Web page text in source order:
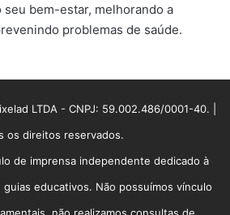
bem-estar, melhorando a
problemas de saúde.
LTDA - CNPJ: 59.002.486/0001-40. |
os direitos reservados.
de imprensa independente dedicado à
educativos. Não possuímos vínculo
não realizamos consultas de